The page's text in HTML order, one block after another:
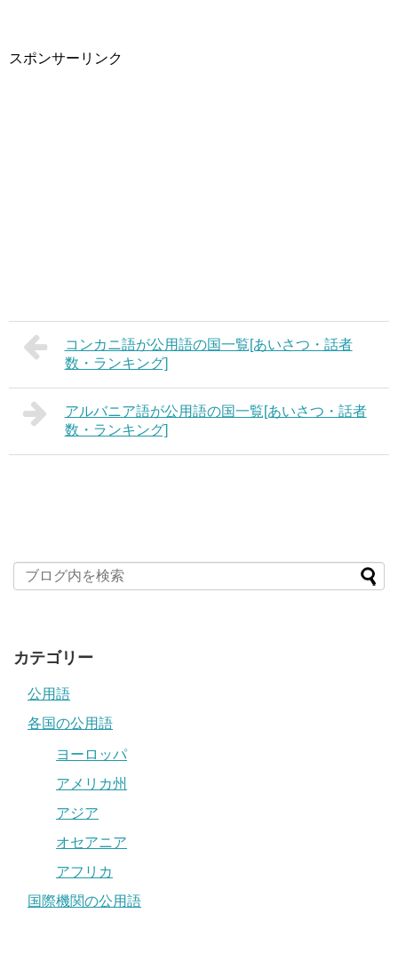
スポンサーリンク
コンカニ語が公用語の国一覧[あいさつ・話者
数・ランキング]
アルバニア語が公用語の国一覧[あいさつ・話者
数・ランキング]
カテゴリー
公用語
各国の公用語
ヨーロッパ
アメリカ州
アジア
オセアニア
アフリカ
国際機関の公用語